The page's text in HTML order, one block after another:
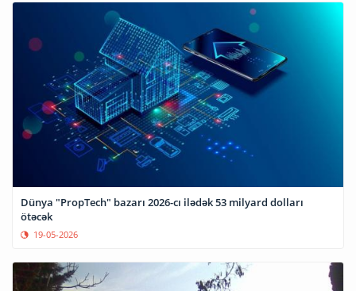
Dünya "PropTech" bazarı 2026-cı ilədək 53 milyard dolları
ötəcək
19-05-2026